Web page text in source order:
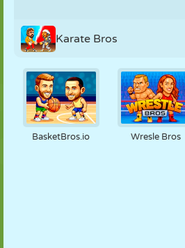
Karate Bros
BasketBros.io Wresle Bros